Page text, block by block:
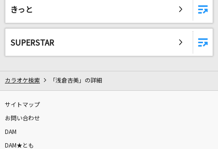
Sledgehammer
シクフォニ
DREAMS COME TRUE
[生音]恋人ごっこ
マカロニえんぴつ
瞳をとじて
きっと
SUPERSTAR
カラオケ検索 「浅倉杏美」の詳細
サイトマップ
お問い合わせ
DAM
DAM★とも